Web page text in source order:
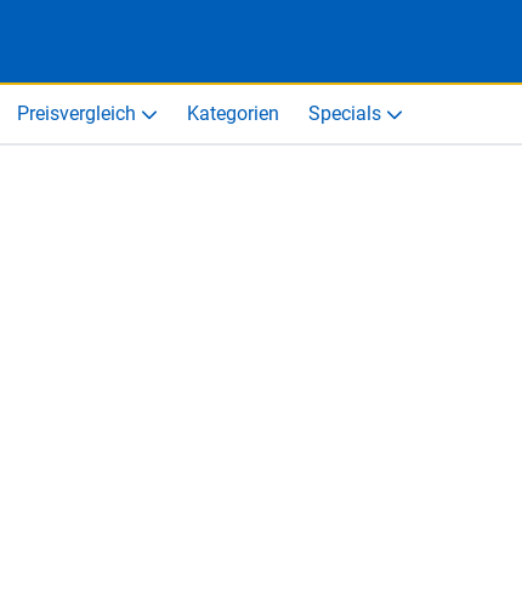
Preisvergleich Kategorien Specials